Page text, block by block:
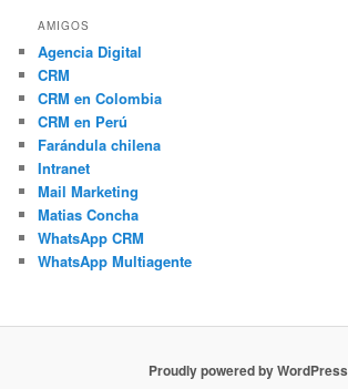
AMIGOS
Agencia Digital
CRM
CRM en Colombia
CRM en Perú
Farándula chilena
Intranet
Mail Marketing
Matias Concha
WhatsApp CRM
WhatsApp Multiagente
Proudly powered by WordPress